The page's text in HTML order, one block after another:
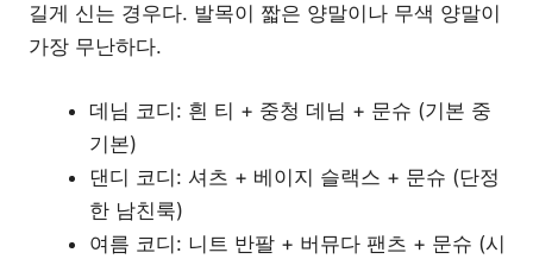
길게 신는 경우다. 발목이 짧은 양말이나 무색 양말이
가장 무난하다.
데님 코디: 흰 티 + 중청 데님 + 문슈 (기본 중
기본)
댄디 코디: 셔츠 + 베이지 슬랙스 + 문슈 (단정
한 남친룩)
여름 코디: 니트 반팔 + 버뮤다 팬츠 + 문슈 (시